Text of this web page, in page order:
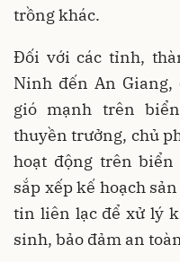
trồng khác.
Đối với các tỉnh,
Ninh đến An
gió mạnh trên
thuyền trưởng, chủ
hoạt động trên
sắp xếp kế hoạch
tin liên lạc để xử lý
sinh, bảo đảm an